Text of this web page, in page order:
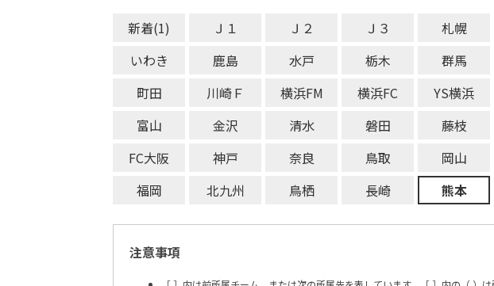
新着(1) Ｊ１ Ｊ２ Ｊ３ 札幌
いわき
鹿島 水戸 栃木 群馬
町田
川崎Ｆ 横浜FM 横浜FC YS横浜
富山
金沢 清水 磐田 藤枝
FC大阪
神戸 奈良 鳥取 岡山
福岡
北九州 鳥栖 長崎 熊本
注意事項